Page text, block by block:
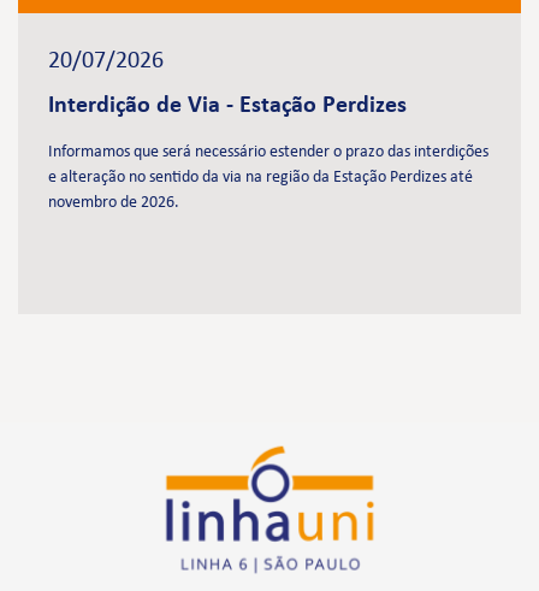
20/07/2026
Interdição de Via - Estação Perdizes
Informamos que será necessário estender o prazo das interdições
e alteração no sentido da via na região da Estação Perdizes até
novembro de 2026.